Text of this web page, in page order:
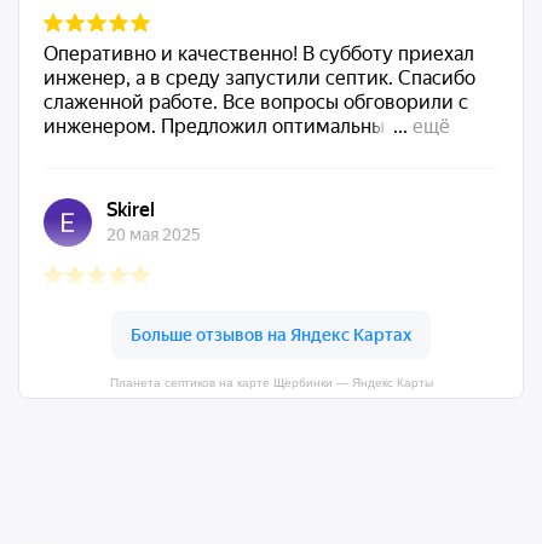
Планета септиков на карте Щербинки — Яндекс Карты